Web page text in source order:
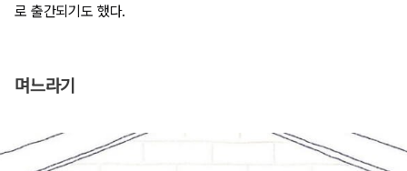
로 출간되기도 했다.
며느라기